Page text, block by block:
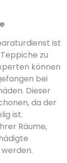
ist
zu
können
bei
Dieser
da der
ist.
Räume,